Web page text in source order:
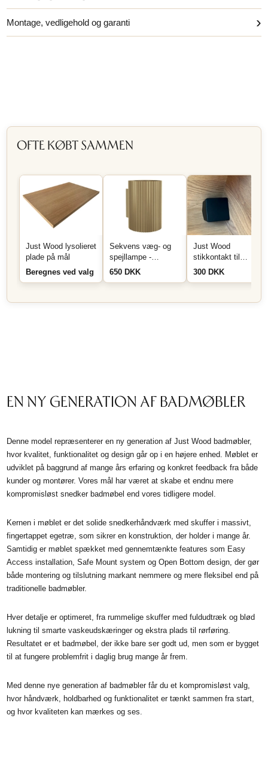
Montage, vedligehold og garanti ›
OFTE KØBT SAMMEN
Just Wood lysolieret
plade på mål
Beregnes ved valg
Sekvens væg- og
spejllampe -
Messing
650 DKK
Just Wood
stikkontakt til
montering i skuffe
300 DKK
EN NY GENERATION AF BADMØBLER
Denne model repræsenterer en ny generation af Just Wood badmøbler,
hvor kvalitet, funktionalitet og design går op i en højere enhed. Møblet er
udviklet på baggrund af mange års erfaring og konkret feedback fra både
kunder og montører. Vores mål har været at skabe et endnu mere
kompromisløst snedker badmøbel end vores tidligere model.
Kernen i møblet er det solide snedkerhåndværk med skuffer i massivt,
fingertappet egetræ, som sikrer en konstruktion, der holder i mange år.
Samtidig er møblet spækket med gennemtænkte features som Easy
Access installation, Safe Mount system og Open Bottom design, der gør
både montering og tilslutning markant nemmere og mere fleksibel end på
traditionelle badmøbler.
Hver detalje er optimeret, fra rummelige skuffer med fuldudtræk og blød
lukning til smarte vaskeudskæringer og ekstra plads til rørføring.
Resultatet er et badmøbel, der ikke bare ser godt ud, men som er bygget
til at fungere problemfrit i daglig brug mange år frem.
Med denne nye generation af badmøbler får du et kompromisløst valg,
hvor håndværk, holdbarhed og funktionalitet er tænkt sammen fra start,
og hvor kvaliteten kan mærkes og ses.